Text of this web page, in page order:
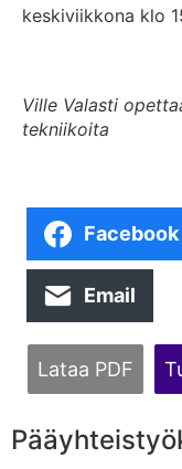
keskiviikkona klo
Ville Valasti
tekniikoita
Facebook
Email
Lataa PDF